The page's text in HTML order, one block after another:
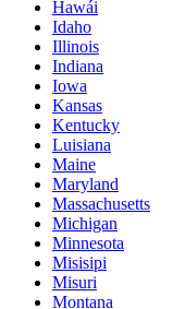
Hawái
Idaho
Illinois
Indiana
Iowa
Kansas
Kentucky
Luisiana
Maine
Maryland
Massachusetts
Michigan
Minnesota
Misisipi
Misuri
Montana